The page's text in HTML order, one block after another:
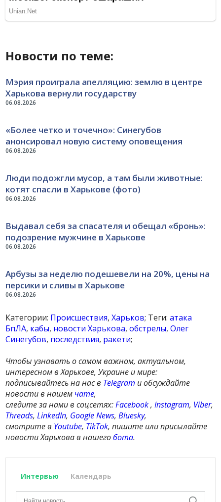
Новости по теме:
06.08.2026
Мэрия проиграла апелляцию: землю в центре
Харькова вернули государству
06.08.2026
«Более четко и точечно»: Синегубов
анонсировал новую систему оповещения
06.08.2026
Люди подожгли мусор, а там были животные:
котят спасли в Харькове (фото)
06.08.2026
Выдавал себя за спасателя и обещал «бронь»:
подозрение мужчине в Харькове
06.08.2026
Арбузы за неделю подешевели на 20%, цены на
персики и сливы в Харькове
Категории: Происшествия,Харьков; Теги:атака
БпЛА, кабы, новости Харькова,обстрелы,Олег
Синегубов, последствия, ракети;
Чтобы узнавать о самом важном, актуальном,
интересном в Харькове, Украине и мире:
подписывайтесь на нас в Telegram и обсуждайте
новости в нашем чате,
следите за нами в соцсетях:Facebook,Instagram, Viber,
Threads,LinkedIn, Google News,Bluesky,
смотрите в Youtube, TikTok, пишите или присылайте
новости Харькова в нашегобота.
Интервью Календарь